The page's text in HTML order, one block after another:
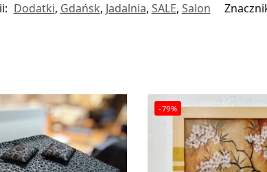
Dodatki, Gdańsk, Jadalnia, SALE, Salon
-79%